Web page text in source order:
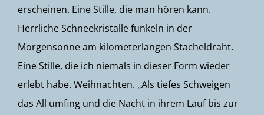
erscheinen. Eine Stille, die man hören kann.
Herrliche Schneekristalle funkeln in der
Morgensonne am kilometerlangen Stacheldraht.
Eine Stille, die ich niemals in dieser Form wieder
erlebt habe. Weihnachten. „Als tiefes Schweigen
das All umfing und die Nacht in ihrem Lauf bis zur